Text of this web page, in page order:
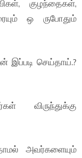
குழந்தைகள்,
ஒ ருபோதும்
செய்தாய்.?
விருந்துக்கு
அவர்களையும்